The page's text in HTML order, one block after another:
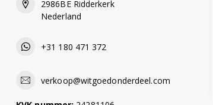
WMI81441 7178481900
2986BE Ridderkerk
Nederland
+31 180 471 372
verkoop@witgoedonderdeel.com